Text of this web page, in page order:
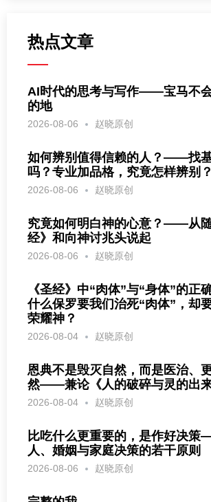
热点文章
AI时代的思考与写作——宝马不
的地
2026-08-06 赵晓原创
如何辨别值得信赖的人？——找
吗？专业加品格，究竟怎样辨别？
2026-08-06 赵晓原创
究竟如何明白神的心意？——从
经》和向神讨兆头说起
2026-08-06 赵晓原创
《圣经》中“肉体”与“身体”的
什么保罗要我们治死“肉体”，却
荣耀神？
2026-08-04 赵晓原创
恩典不是毁灭自然，而是医治、
然——兼论《人的破碎与灵的出
2026-08-04 赵晓原创
比吃什么更重要的，是作好决
人、婚姻与家庭决策的若干原则
2026-08-06 赵晓原创